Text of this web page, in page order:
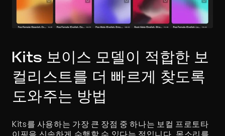
Kits 보이스 모델이 적합한 보
컬리스트를 더 빠르게 찾도록
도와주는 방법
Kits를 사용하는 가장 큰 장점 중 하나는 보컬 프로토타